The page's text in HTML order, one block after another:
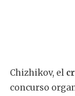
Chizhikov, el
concurso